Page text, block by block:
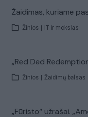
Žaidimas, kuriame
Žinios IT ir mokslas
„Red Ded
Žinios Žaidimų balsas
„Fūristo“ užrašai.